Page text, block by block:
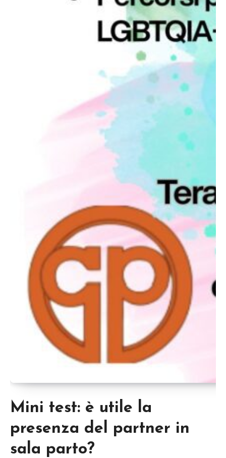
Mini test: è utile la
presenza del partner in
sala parto?